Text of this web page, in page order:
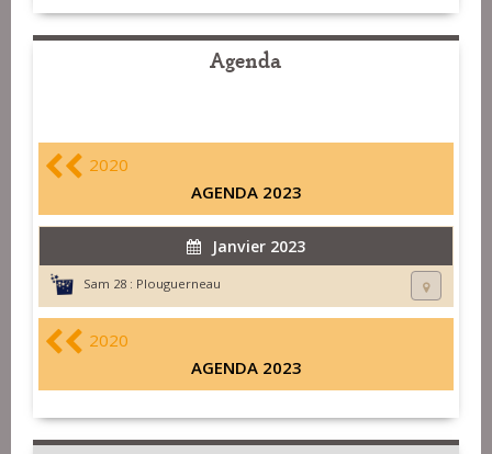
Agenda
2020
AGENDA 2023
Janvier 2023
Sam 28 : Plouguerneau
2020
AGENDA 2023